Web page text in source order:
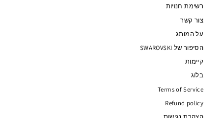
רשימת חנויות
צור קשר
על המותג
הסיפור של SWAROVSKI
קיימות
בלוג
Terms of Service
Refund policy